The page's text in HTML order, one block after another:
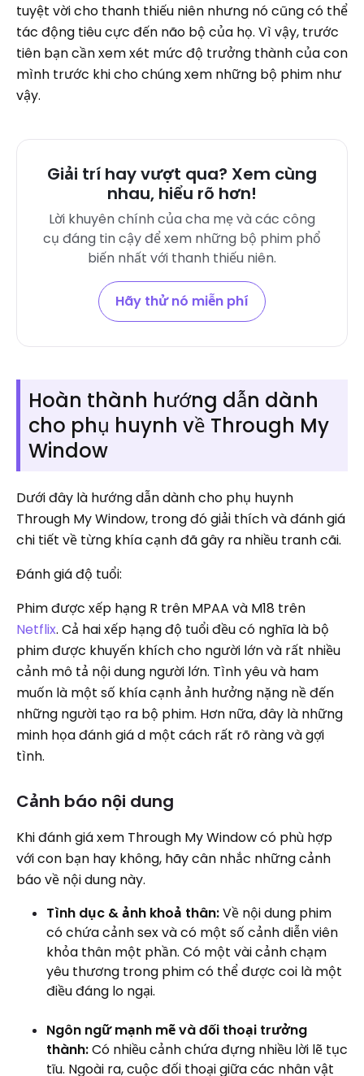
tuyệt vời cho thanh thiếu niên nhưng nó cũng có thể
tác động tiêu cực đến não bộ của họ. Vì vậy, trước
tiên bạn cần xem xét mức độ trưởng thành của con
mình trước khi cho chúng xem những bộ phim như
vậy.
Giải trí hay vượt qua? Xem cùng
nhau, hiểu rõ hơn!
Lời khuyên chính của cha mẹ và các công
cụ đáng tin cậy để xem những bộ phim phổ
biến nhất với thanh thiếu niên.
Hãy thử nó miễn phí
Hoàn thành hướng dẫn dành
cho phụ huynh về Through My
Window
Dưới đây là hướng dẫn dành cho phụ huynh
Through My Window, trong đó giải thích và đánh giá
chi tiết về từng khía cạnh đã gây ra nhiều tranh cãi.
Đánh giá độ tuổi:
Phim được xếp hạng R trên MPAA và M18 trên
Netflix. Cả hai xếp hạng độ tuổi đều có nghĩa là bộ
phim được khuyến khích cho người lớn và rất nhiều
cảnh mô tả nội dung người lớn. Tình yêu và ham
muốn là một số khía cạnh ảnh hưởng nặng nề đến
những người tạo ra bộ phim. Hơn nữa, đây là những
minh họa đánh giá d một cách rất rõ ràng và gợi
tình.
Cảnh báo nội dung
Khi đánh giá xem Through My Window có phù hợp
với con bạn hay không, hãy cân nhắc những cảnh
báo về nội dung này.
Tình dục & ảnh khoả thân:Về nội dung phim
có chứa cảnh sex và có một số cảnh diễn viên
khỏa thân một phần. Có một vài cảnh chạm
yêu thương trong phim có thể được coi là một
điều đáng lo ngại.
Ngôn ngữ mạnh mẽ và đối thoại trưởng
thành:Có nhiều cảnh chứa đựng nhiều lời lẽ tục
tĩu. Ngoài ra, cuộc đối thoại giữa các nhân vật